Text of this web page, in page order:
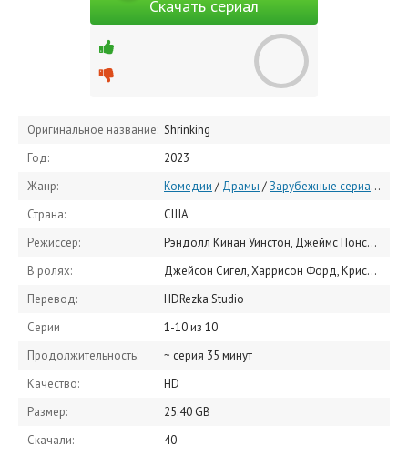
Скачать сериал
Оригинальное название: Shrinking
Год:
2023
Жанр:
Комедии / Драмы /Зарубежные сериалы
Страна:
США
Режиссер:
Рэндолл Кинан Уинстон, Джеймс Понсольдт, Зак Брафф
В ролях:
Джейсон Сигел, Харрисон Форд, Криста Миллер, Джессика Уильямс, Люк Тенни, Майкл Юри, Лукита Максвелл, Тед МакГинли, Рэйчел Стьюбингтон, Девин Норик
Перевод:
HDRezka Studio
Серии
1-10 из 10
Продолжительность:
~ серия 35 минут
Качество:
HD
Размер:
25.40 GB
Скачали:
40